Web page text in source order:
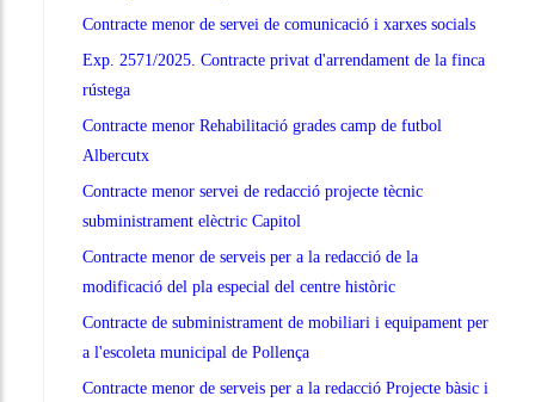
Contracte menor de servei de comunicació i xarxes socials
Exp. 2571/2025. Contracte privat d'arrendament de la finca
rústega
Contracte menor Rehabilitació grades camp de futbol
Albercutx
Contracte menor servei de redacció projecte tècnic
subministrament elèctric Capitol
Contracte menor de serveis per a la redacció de la
modificació del pla especial del centre històric
Contracte de subministrament de mobiliari i equipament per
a l'escoleta municipal de Pollença
Contracte menor de serveis per a la redacció Projecte bàsic i